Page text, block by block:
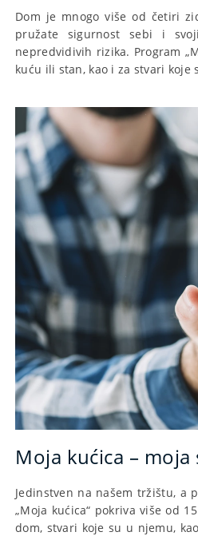
Dom je mnogo više od četiri
pružate sigurnost sebi i
nepredvidivih rizika. Program
kuću ili stan, kao i za stvari koje
Moja kućica –
Jedinstven na našem tržištu, a
„Moja kućica“ pokriva više od
dom, stvari koje su u njemu,